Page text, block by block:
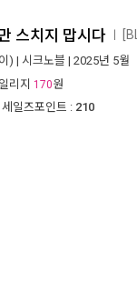
스치지 맙시다
) | 시크노블 | 2025년 5월
리지 170원
일즈포인트 : 210